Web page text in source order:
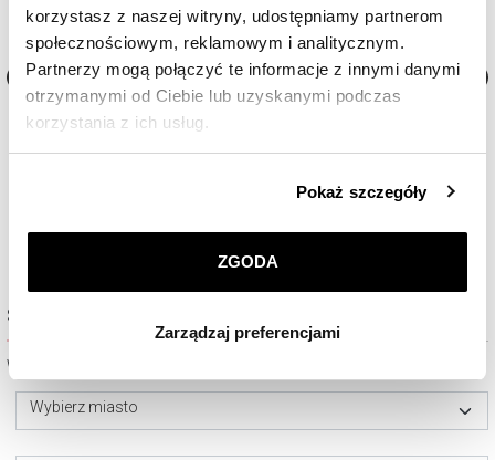
korzystasz z naszej witryny, udostępniamy partnerom
społecznościowym, reklamowym i analitycznym.
Partnerzy mogą połączyć te informacje z innymi danymi
otrzymanymi od Ciebie lub uzyskanymi podczas
korzystania z ich usług.
przez nas plików cookie znajdziesz wPolityce
prywatności.
korzystamy. Możesz również wybrać jaki rodzaj plików
Zarządzaj preferencjami. W każdej chwili możesz
dokonać zmiany wybranych przez Ciebie plików cookie.
Pokaż szczegóły
ZGODA
Zarządzaj preferencjami
Zegarek męski Baume & Mercier Clifton
Baumatic
9 050zł
Sprawdź dostępność w salonie
Wybierz miasto lub salon
Wybierz miasto